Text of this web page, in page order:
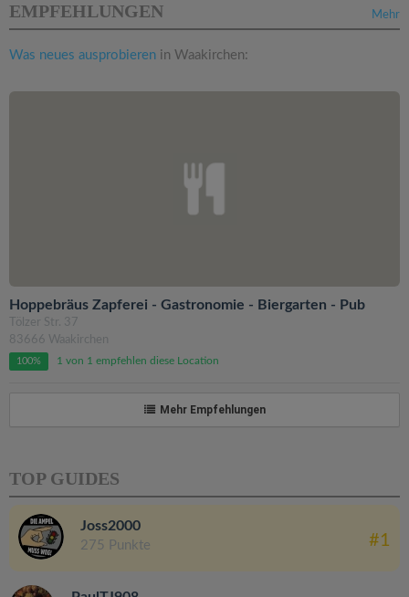
Mehr
EMPFEHLUNGEN
Was neues ausprobieren in Waakirchen:
Hoppebräus Zapferei - Gastronomie - Biergarten - Pub
Tölzer Str. 37
83666 Waakirchen
100% 1 von 1 empfehlen diese Location
Mehr Empfehlungen
TOP GUIDES
Joss2000
275 Punkte #1